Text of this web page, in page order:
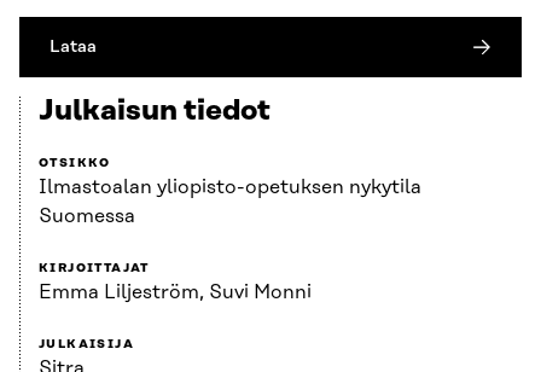
Lataa
Julkaisun tiedot
OTSIKKO
Ilmastoalan yliopisto-opetuksen nykytila
Suomessa
KIRJOITTAJAT
Emma Liljeström, Suvi Monni
JULKAISIJA